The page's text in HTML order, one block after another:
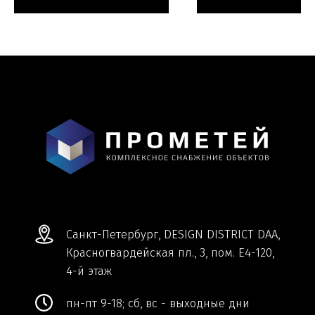
сайте, являются справочными и не
Сделано в